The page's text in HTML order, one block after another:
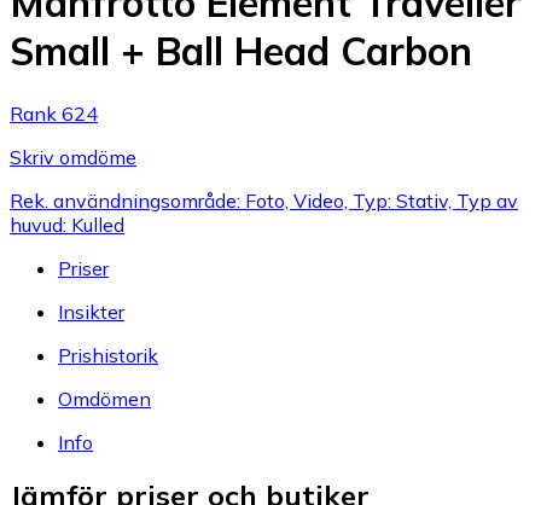
Small + Ball Head Carbon
Rank 624
Skriv omdöme
Rek. användningsområde: Foto, Video, Typ: Stativ, Typ av
huvud: Kulled
Priser
Insikter
Prishistorik
Omdömen
Info
Jämför priser och butiker